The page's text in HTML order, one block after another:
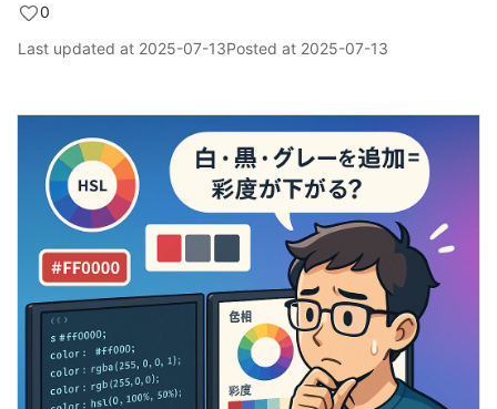
0
Last updated at 2025-07-13Posted at 2025-07-13